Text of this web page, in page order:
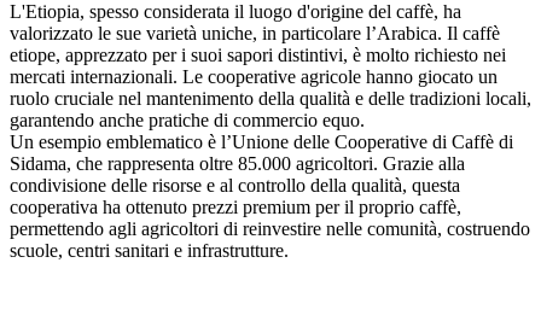
L'Etiopia, spesso considerata il luogo d'origine del caffè, ha
valorizzato le sue varietà uniche, in particolare l’Arabica. Il caffè
etiope, apprezzato per i suoi sapori distintivi, è molto richiesto nei
mercati internazionali. Le cooperative agricole hanno giocato un
ruolo cruciale nel mantenimento della qualità e delle tradizioni locali,
garantendo anche pratiche di commercio equo.
Un esempio emblematico è l’Unione delle Cooperative di Caffè di
Sidama, che rappresenta oltre 85.000 agricoltori. Grazie alla
condivisione delle risorse e al controllo della qualità, questa
cooperativa ha ottenuto prezzi premium per il proprio caffè,
permettendo agli agricoltori di reinvestire nelle comunità, costruendo
scuole, centri sanitari e infrastrutture.